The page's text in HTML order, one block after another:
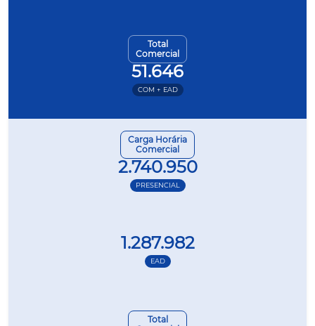
Total
Comercial
51.646
COM + EAD
Carga Horária
Comercial
2.740.950
PRESENCIAL
1.287.982
EAD
Total